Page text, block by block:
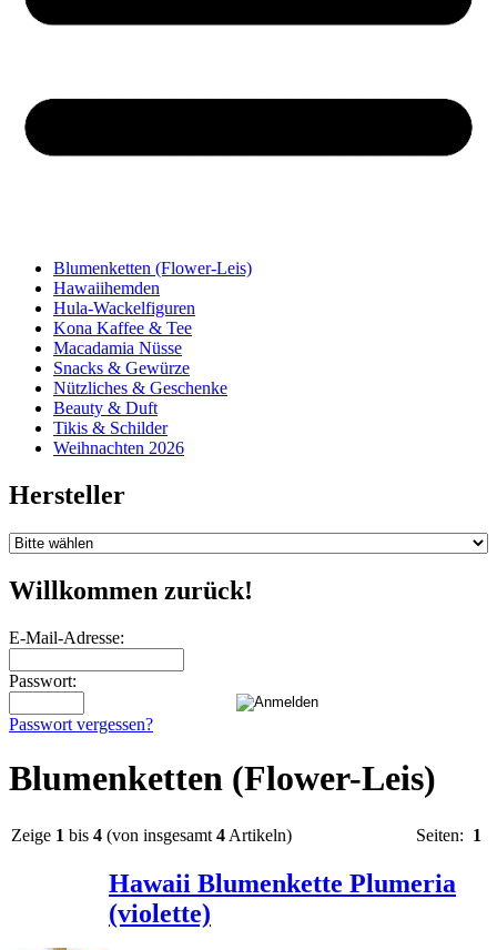
Blumenketten (Flower-Leis)
Hawaiihemden
Hula-Wackelfiguren
Kona Kaffee & Tee
Macadamia Nüsse
Snacks & Gewürze
Nützliches & Geschenke
Beauty & Duft
Tikis & Schilder
Weihnachten 2026
Hersteller
Willkommen zurück!
E-Mail-Adresse:
Passwort:
Passwort vergessen?
Blumenketten (Flower-Leis)
Zeige 1 bis 4 (von insgesamt 4 Artikeln) Seiten: 1
Hawaii Blumenkette Plumeria
(violette)